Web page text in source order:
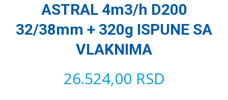
ASTRAL 4m3/h D200
32/38mm + 320g ISPUNE SA
VLAKNIMA
26.524,00 RSD